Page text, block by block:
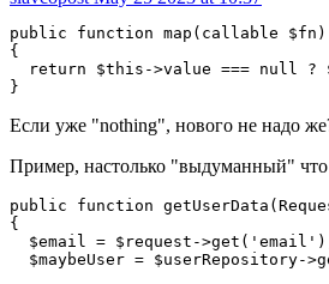
public function map(callable $fn):
{
return $this->value === null ?
}
Если уже "nothing", нового не надо
Пример, настолько "выдуманный" что
public function
{
$email = $request-
$maybeUser = $userRepository-